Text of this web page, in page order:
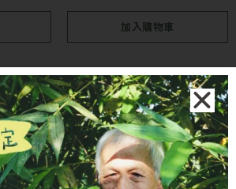
加入購物車
查看更多